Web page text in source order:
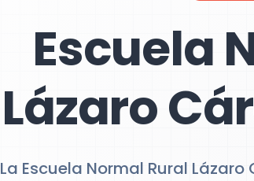
Escuela
Lázaro
La Escuela Normal Rural